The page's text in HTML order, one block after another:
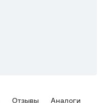
Отзывы Аналоги